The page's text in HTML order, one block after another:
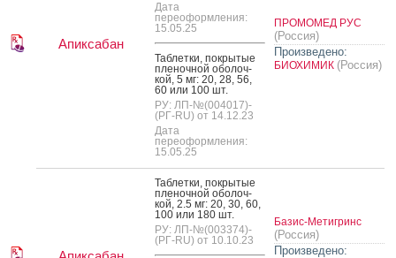
Апиксабан
Дата
переоформления:
15.05.25
Таб­летки, пок­ры­тые
пле­ноч­ной обо­лоч­
кой, 5 мг: 20, 28, 56,
60 или 100 шт.
РУ: ЛП-№(004017)-
(РГ-RU) от 14.12.23
Дата
переоформления:
15.05.25
ПРОМОМЕД РУС
(Россия)
Произведено:
БИОХИМИК (Россия)
Таб­летки, пок­ры­тые
пле­ноч­ной обо­лоч­
кой, 2.5 мг: 20, 30, 60,
100 или 180 шт.
РУ: ЛП-№(003374)-
(РГ-RU) от 10.10.23
Базис-Метигринс
(Россия)
Произведено: